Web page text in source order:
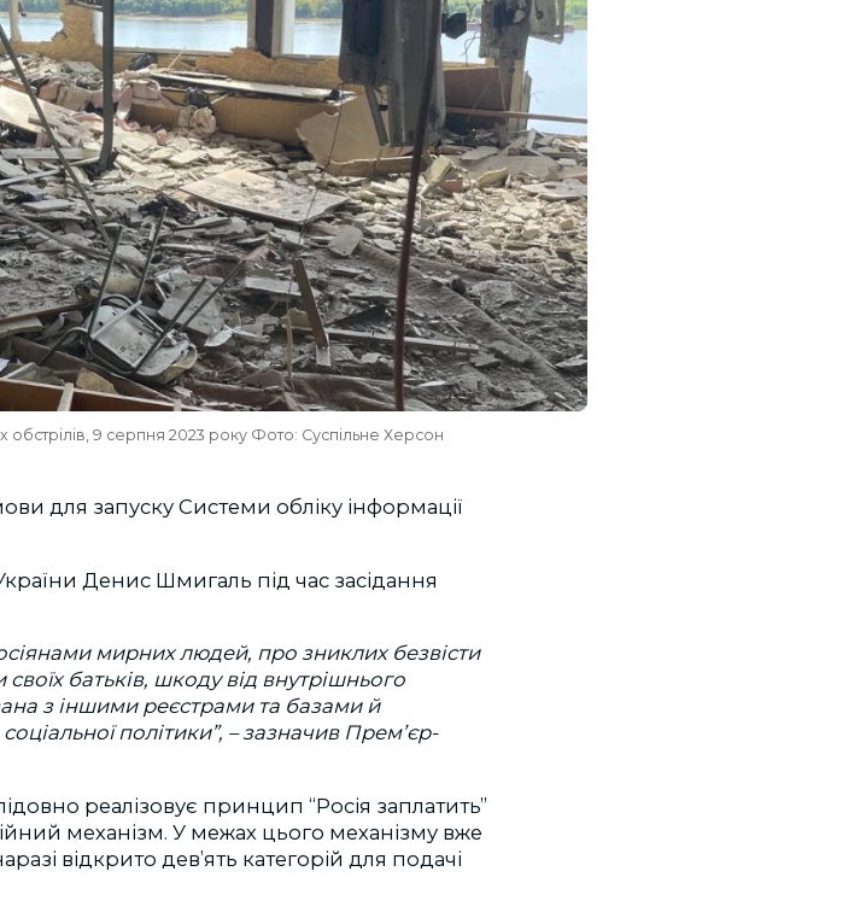
обстрілів, 9 серпня 2023 року Фото: Суспільне Херсон
для запуску Системи обліку інформації
Денис Шмигаль під час засідання
мирних людей, про зниклих безвісти
батьків, шкоду від внутрішнього
з іншими реєстрами та базами й
політики”, –зазначив Прем’єр-
реалізовує принцип “Росія заплатить”
механізм. У межах цього механізму вже
відкрито дев’ять категорій для подачі